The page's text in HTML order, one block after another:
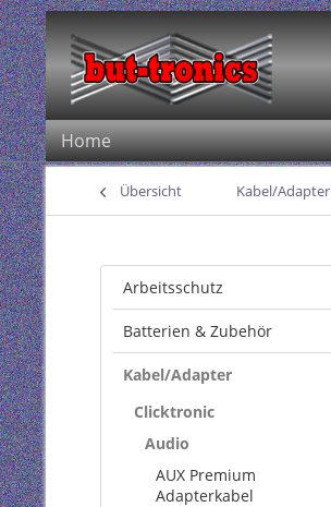
Home
Übersicht Kabel/Adapter
Arbeitsschutz
Batterien & Zubehör
Kabel/Adapter
Clicktronic
Audio
AUX Premium
Adapterkabel